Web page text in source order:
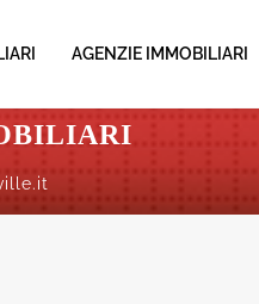
AGENZIE IMMOBILIARI